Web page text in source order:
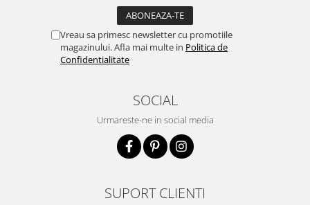
Vreau sa primesc newsletter cu promotiile
magazinului. Afla mai multe in Politica de
Confidentialitate
SOCIAL
Urmareste-ne in social media
SUPORT CLIENTI